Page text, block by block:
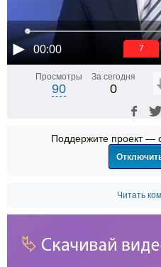
00:00 6
Просмотры
90
За сегодня
0
Поддержите проект —
Читать